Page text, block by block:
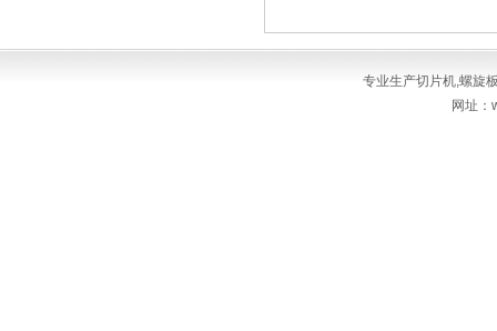
专业生产切片机,螺旋
网址